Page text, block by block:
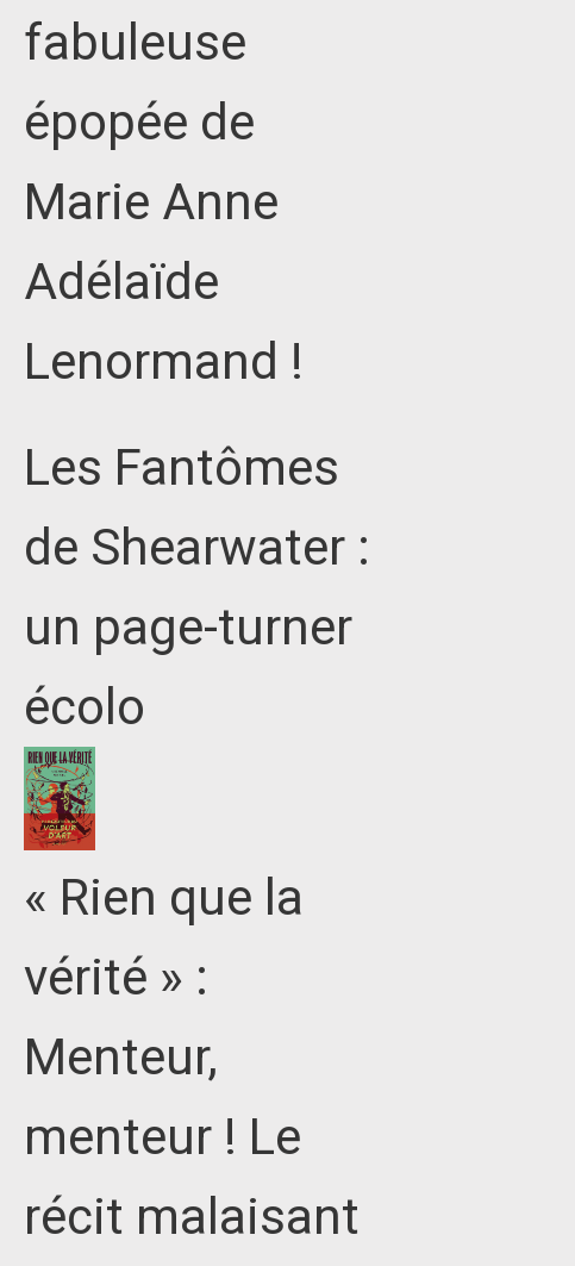
fabuleuse
épopée de
Marie Anne
Adélaïde
Lenormand !
Les Fantômes
de Shearwater :
un page-turner
écolo
« Rien que la
vérité » :
Menteur,
menteur ! Le
récit malaisant